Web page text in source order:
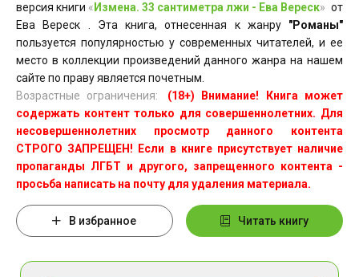
версия книги « Измена. 33 сантиметра лжи - Ева Вереск» от
Ева Вереск . Эта книга, отнесенная к жанру "Романы"
пользуется популярностью у современных читателей, и ее
место в коллекции произведений данного жанра на нашем
сайте по праву является почетным.
Возрастные ограничения:
(18+) Внимание! Книга может
содержать контент только для совершеннолетних. Для
несовершеннолетних просмотр данного контента
СТРОГО ЗАПРЕЩЕН! Если в книге присутствует наличие
пропаганды ЛГБТ и другого, запрещенного контента -
просьба написать на почту для удаления материала.
В избранное Читать книгу